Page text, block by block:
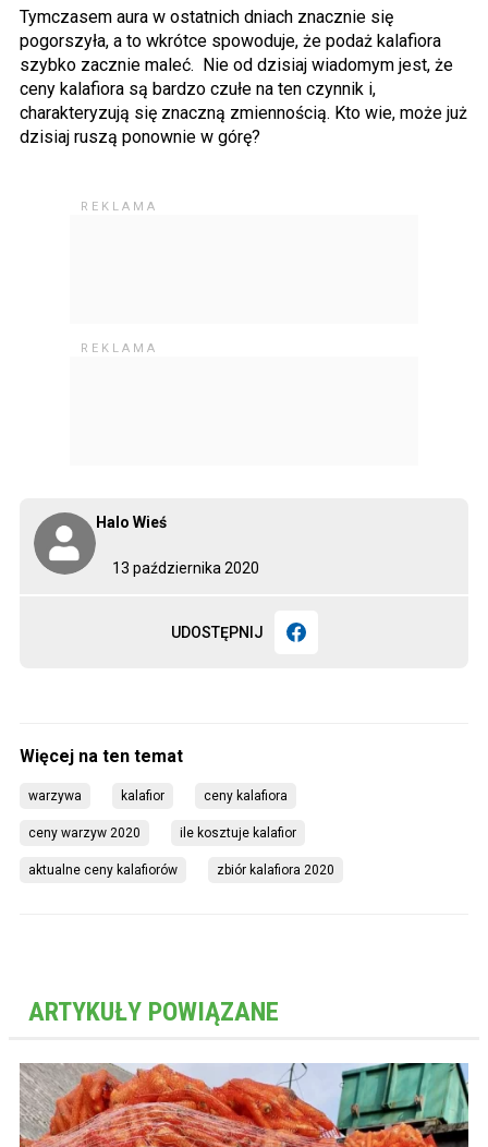
13 października 2020
Halo Wieś
UDOSTĘPNIJ
Tymczasem aura w ostatnich dniach znacznie się
pogorszyła, a to wkrótce spowoduje, że podaż kalafiora
szybko zacznie maleć. Nie od dzisiaj wiadomym jest, że
ceny kalafiora są bardzo czułe na ten czynnik i,
charakteryzują się znaczną zmiennością. Kto wie, może już
dzisiaj ruszą ponownie w górę?
warzywa kalafior ceny kalafiora
ceny warzyw 2020 ile kosztuje kalafior
aktualne ceny kalafiorów zbiór kalafiora 2020
ARTYKUŁY POWIĄZANE